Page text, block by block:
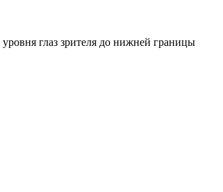
глаз зрителя до нижней границы